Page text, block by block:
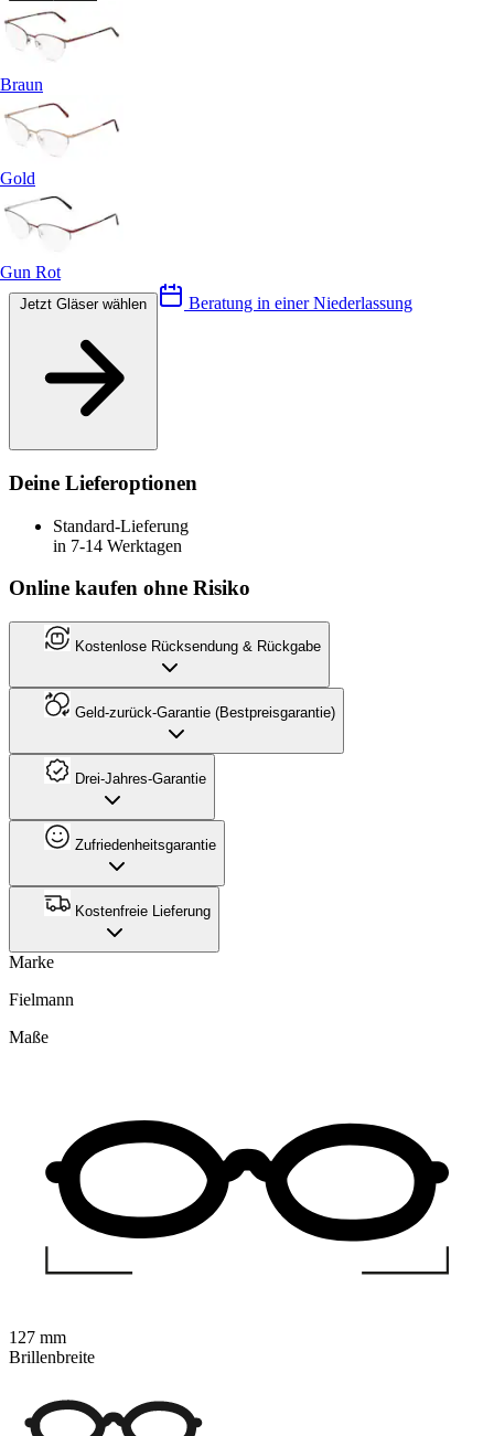
Braun
Gold
Gun Rot
Beratung in einer Niederlassung
Deine Lieferoptionen
Standard-Lieferung
in 7-14 Werktagen
Online kaufen ohne Risiko
Kostenlose Rücksendung & Rückgabe
Geld-zurück-Garantie (Bestpreisgarantie)
Drei-Jahres-Garantie
Zufriedenheitsgarantie
Kostenfreie Lieferung
Marke
Fielmann
Maße
127 mm
Brillenbreite